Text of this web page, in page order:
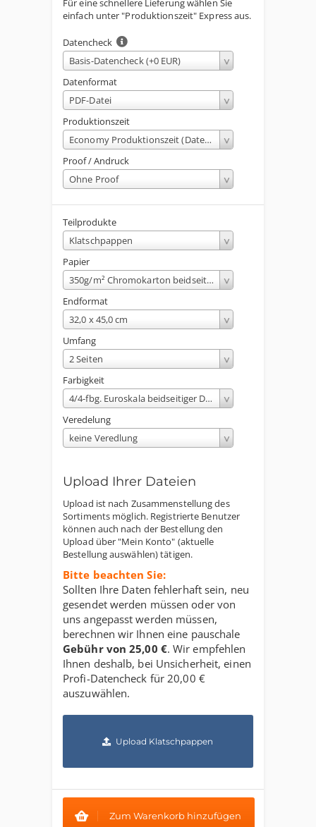
Für eine schnellere Lieferung wählen Sie
einfach unter "Produktionszeit" Express aus.
Datencheck
Basis-Datencheck (+0 EUR)
Datenformat
PDF-Datei
Produktionszeit
Economy Produktionszeit (Dateneingang bis 13:00 Uhr)
Proof / Andruck
Ohne Proof
Teilprodukte
Klatschpappen
Papier
350g/m² Chromokarton beidseitig mattgestrichen
Endformat
32,0 x 45,0 cm
Umfang
2 Seiten
Farbigkeit
4/4-fbg. Euroskala beidseitiger Druck
Veredelung
keine Veredlung
Upload Ihrer Dateien
Upload ist nach Zusammenstellung des
Sortiments möglich. Registrierte Benutzer
können auch nach der Bestellung den
Upload über "Mein Konto" (aktuelle
Bestellung auswählen) tätigen.
Bitte beachten Sie:
Sollten Ihre Daten fehlerhaft sein, neu
gesendet werden müssen oder von
uns angepasst werden müssen,
berechnen wir Ihnen eine pauschale
Gebühr von25,00 €. Wir empfehlen
Ihnen deshalb, bei Unsicherheit, einen
Profi-Datencheck für 20,00 €
auszuwählen.
Upload Klatschpappen
Zum Warenkorb hinzufügen